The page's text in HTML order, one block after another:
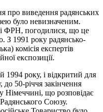
про виведення радянських
було невизначеним.
ФРН, погодилися, що це
З 1991 року радянсько-
комісія експертів
експозиції.
1994 року, і відкритий для
до 50-річчя закінчення
що розповідає
Союзу.